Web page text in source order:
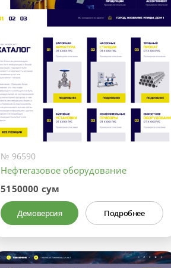
№ 96590
Нефтегазовое оборудование
5150000 сум
Демоверсия Подробнее